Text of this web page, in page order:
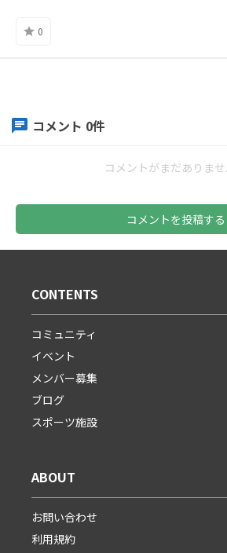
0
コメント 0件
コメントがまだありませ
コメントを投稿する
CONTENTS
コミュニティ
イベント
メンバー募集
ブログ
スポーツ施設
ABOUT
お問い合わせ
利用規約